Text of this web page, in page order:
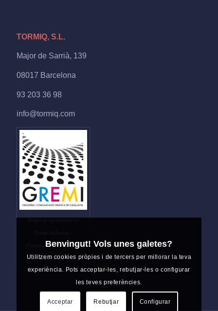
TORMIQ, S.L.
Major de Sarrià, 139
08017 Barcelona
93 203 36 98
info@tormiq.com
Empresa agremiada al
Comunicació Gràfica de
Catalunya
Benvingut! Vols unes galetes?
Utilitzem cookies pròpies i de tercers per millorar la teva
experiència. Pots acceptar-les, rebutjar-les o configurar
les teves preferències.
Acceptar Rebutjar Configurar